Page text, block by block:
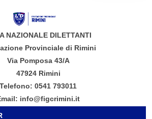
NAZIONALE DILETTANTI
Provinciale di Rimini
Via Pomposa 43/A
47924 Rimini
Telefono: 0541 793011
info@figcrimini.it